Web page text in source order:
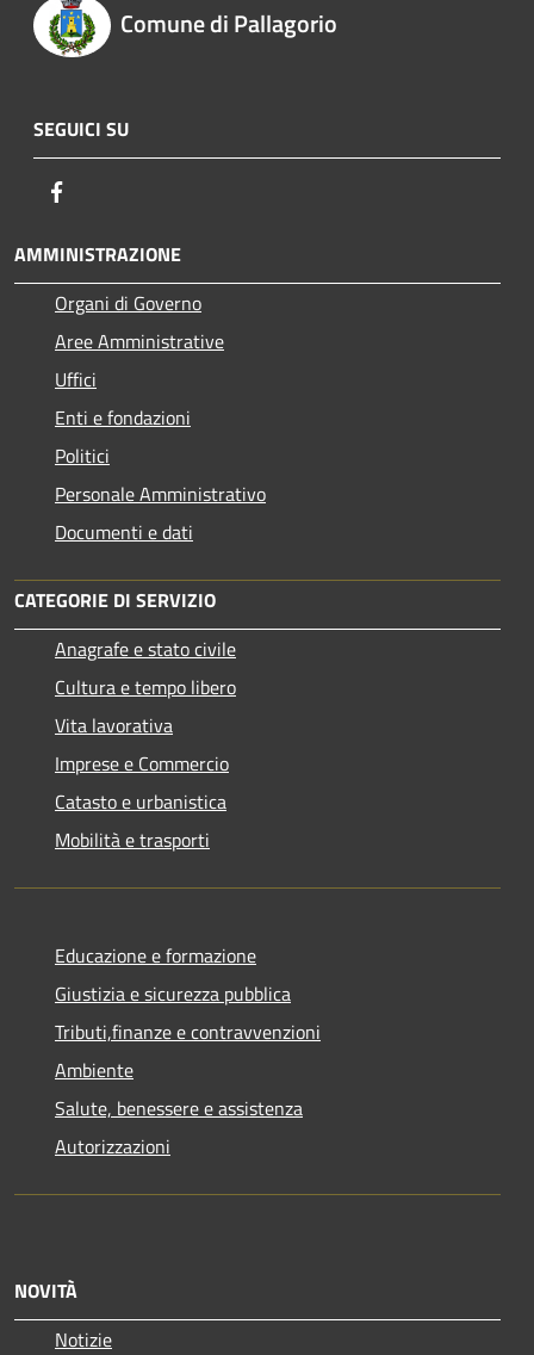
Comune di Pallagorio
SEGUICI SU
AMMINISTRAZIONE
Organi di Governo
Aree Amministrative
Uffici
Enti e fondazioni
Politici
Personale Amministrativo
Documenti e dati
CATEGORIE DI SERVIZIO
Anagrafe e stato civile
Cultura e tempo libero
Vita lavorativa
Imprese e Commercio
Catasto e urbanistica
Mobilità e trasporti
Educazione e formazione
Giustizia e sicurezza pubblica
Tributi,finanze e contravvenzioni
Ambiente
Salute, benessere e assistenza
Autorizzazioni
NOVITÀ
Notizie